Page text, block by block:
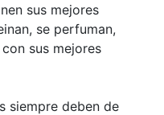
sus mejores
se perfuman,
sus mejores
siempre deben de